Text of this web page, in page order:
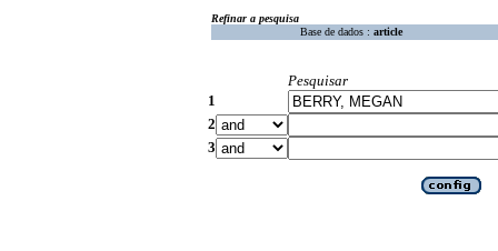
Refinar a pesquisa
Base de dados : article
Pesquisar
1
2
3